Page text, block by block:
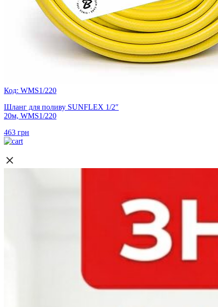
Код: WMS1/220
Шланг для поливу SUNFLEX 1/2″
20м, WMS1/220
463 грн